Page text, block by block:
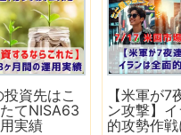
投資先はこ
てNISA63
実績
【米軍が7
ン攻撃】
的攻勢作